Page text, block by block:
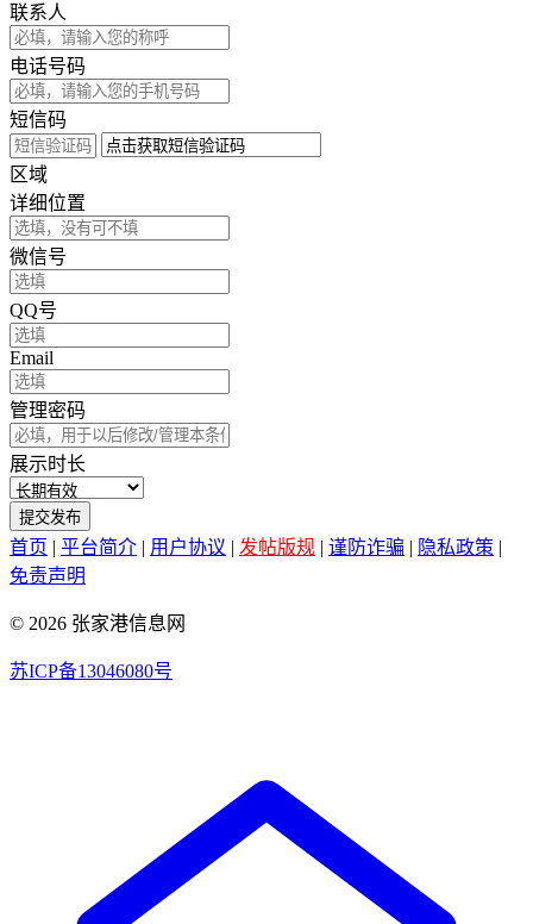
联系人
电话号码
短信码
区域
详细位置
微信号
QQ号
Email
管理密码
展示时长
提交发布
首页 | 平台简介 | 用户协议 | 发帖版规 | 谨防诈骗 | 隐私政策 |
免责声明
© 2026 张家港信息网
苏ICP备13046080号